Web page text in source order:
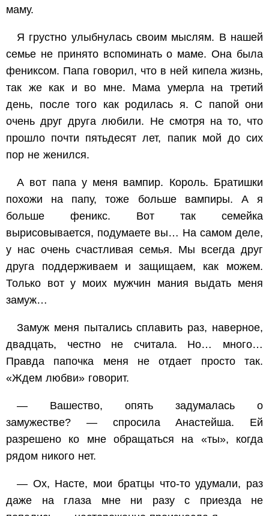
маму.
Я грустно улыбнулась своим мыслям. В нашей
семье не принято вспоминать о маме. Она была
фениксом. Папа говорил, что в ней кипела жизнь,
так же как и во мне. Мама умерла на третий
день, после того как родилась я. С папой они
очень друг друга любили. Не смотря на то, что
прошло почти пятьдесят лет, папик мой до сих
пор не женился.
А вот папа у меня вампир. Король. Братишки
похожи на папу, тоже больше вампиры. А я
больше феникс. Вот так семейка
вырисовывается, подумаете вы… На самом деле,
у нас очень счастливая семья. Мы всегда друг
друга поддерживаем и защищаем, как можем.
Только вот у моих мужчин мания выдать меня
замуж…
Замуж меня пытались сплавить раз, наверное,
двадцать, честно не считала. Но… много…
Правда папочка меня не отдает просто так.
«Ждем любви» говорит.
— Вашество, опять задумалась о
замужестве? — спросила Анастейша. Ей
разрешено ко мне обращаться на «ты», когда
рядом никого нет.
— Ох, Насте, мои братцы что-то удумали, раз
даже на глаза мне ни разу с приезда не